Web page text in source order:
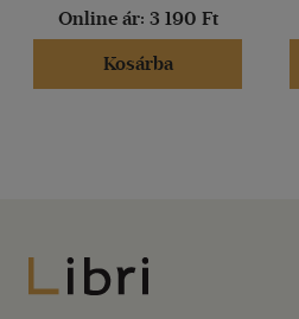
Online ár: 3 190 Ft
Kosárba
Libri